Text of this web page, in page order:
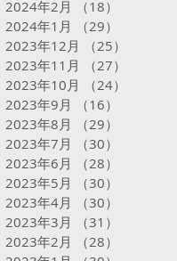
2024年2月
（18）
2024年1月
（29）
2023年12月
（25）
2023年11月
（27）
2023年10月
（24）
2023年9月
（16）
2023年8月
（29）
2023年7月
（30）
2023年6月
（28）
2023年5月
（30）
2023年4月
（30）
2023年3月
（31）
2023年2月
（28）